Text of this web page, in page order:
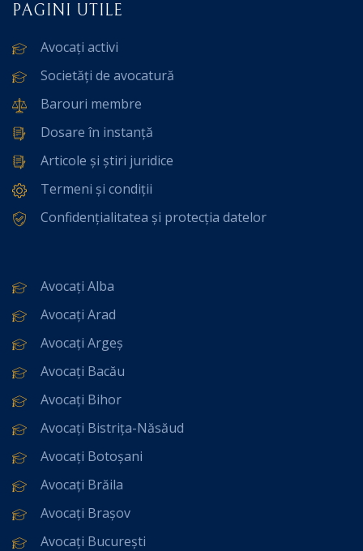
PAGINI UTILE
Avocați activi
Societăți de avocatură
Barouri membre
Dosare în instanță
Articole și știri juridice
Termeni și condiții
Confidențialitatea și protecția datelor
Avocați Alba
Avocați Arad
Avocați Argeș
Avocați Bacău
Avocați Bihor
Avocați Bistrița-Năsăud
Avocați Botoșani
Avocați Brăila
Avocați Brașov
Avocați București